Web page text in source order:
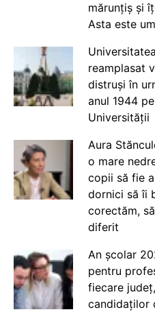
mărunțiș și
Asta este
reamplasat
distruși în
anul 1944
Universității
Aura
o mare
copii să fie
dornici să îi
corectăm,
diferit
An școlar
pentru
fiecare
candidaților